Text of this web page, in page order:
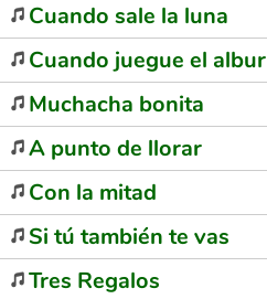
Cuando sale la luna
Cuando juegue el albur
Muchacha bonita
A punto de llorar
Con la mitad
Si tú también te vas
Tres Regalos